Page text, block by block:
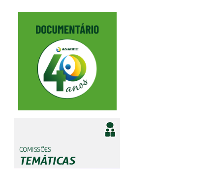
COMISSÕES
TEMÁTICAS